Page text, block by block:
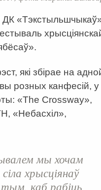
ДК
які збірае на
розных канфесій, у
«The Crossway»,
«Небасхіл»,
мы хочам
хрысціянаў
каб рабіць